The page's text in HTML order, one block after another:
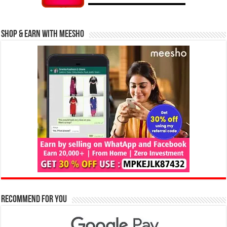
Shop & Earn with Meesho
Recommend for You